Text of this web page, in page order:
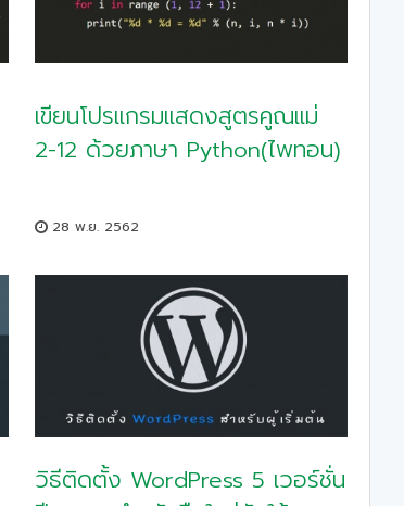
เขียนโปรแกรมแสดงสูตรคูณแม่
2-12 ด้วยภาษา Python(ไพทอน)
28 พ.ย. 2562
วิธีติดตั้ง WordPress 5 เวอร์ชั่น